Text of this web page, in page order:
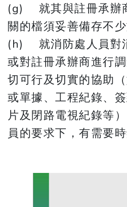
(g) 就其與註冊承辦
關的檔須妥善備存不
(h) 就消防處人員對
或對註冊承辦商進行
切可行及切實的協助
或單據、工程紀錄、
片及閉路電視紀錄等
員的要求下，有需要時